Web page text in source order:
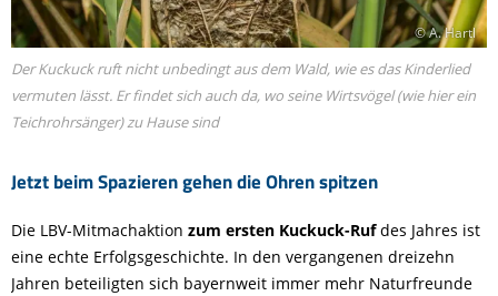
Jetzt beim Spazieren gehen die Ohren spitzen
© A. Hartl
Der Kuckuck ruft nicht unbedingt aus dem Wald, wie es das Kinderlied
vermuten lässt. Er findet sich auch da, wo seine Wirtsvögel (wie hier ein
Teichrohrsänger) zu Hause sind
Die LBV-Mitmachaktion zum ersten Kuckuck-Rufdes Jahres ist
eine echte Erfolgsgeschichte. In den vergangenen dreizehn
Jahren beteiligten sich bayernweit immer mehr Naturfreunde